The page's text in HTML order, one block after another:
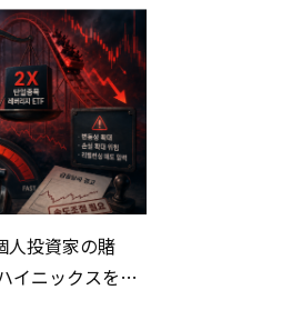
人投資家の賭
イニックスを巡